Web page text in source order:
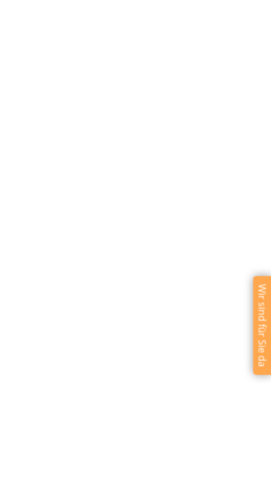
Wir sind für Sie da